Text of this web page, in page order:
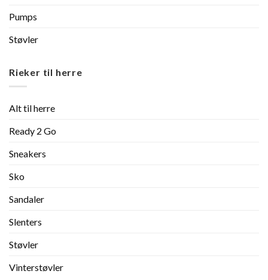
Pumps
Støvler
Rieker til herre
Alt til herre
Ready 2 Go
Sneakers
Sko
Sandaler
Slenters
Støvler
Vinterstøvler